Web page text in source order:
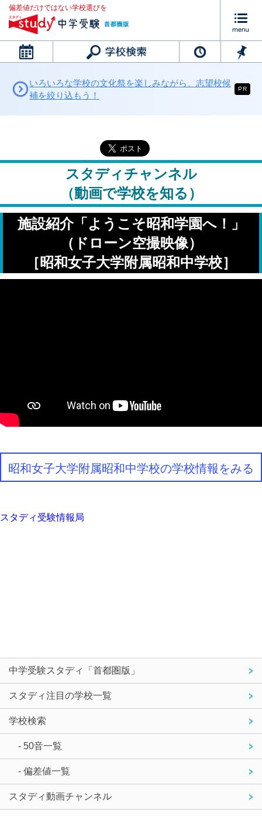
偏差値だけではない学校選びを
カレンダー
ブックマークした学校
いろいろな学校の文化祭を楽しみながら、志望校候
補を絞り込もう！
PR
スタディチャンネル
（動画で学校を知る）
施設紹介「ようこそ昭和学園へ！」
（ドローン空撮映像）
［昭和女子大学附属昭和中学校］
昭和女子大学附属昭和中学校の学校情報をみる
スタディ受験情報局
中学受験スタディ「首都圏版」
スタディ注目の学校一覧
学校検索
- 50音一覧
- 偏差値一覧
スタディ動画チャンネル